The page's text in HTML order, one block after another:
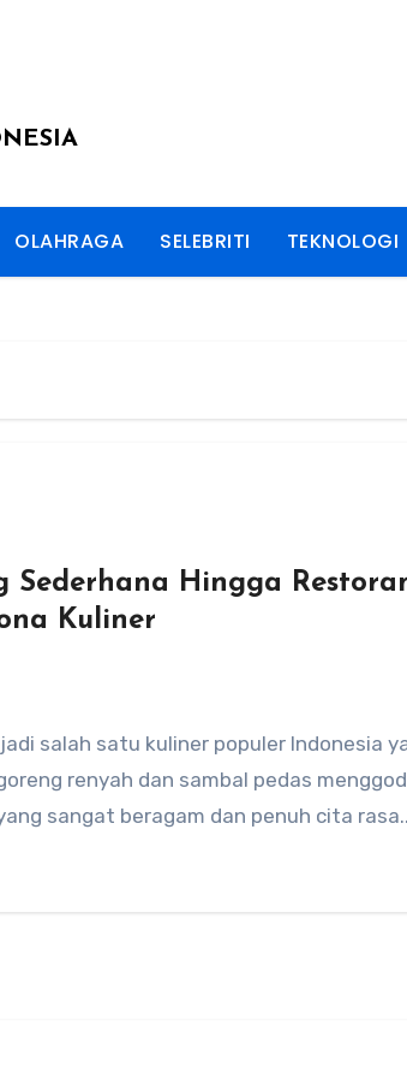
OLAHRAGA SELEBRITI TEKNOLOGI
Sederhana Hingga
Kuliner
salah satu kuliner populer Indonesia
renyah dan sambal pedas
sangat beragam dan penuh cita